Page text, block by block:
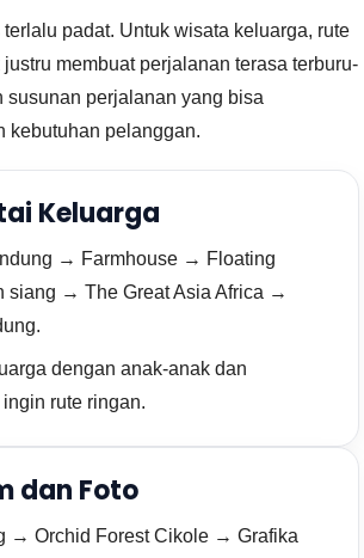
terlalu padat. Untuk wisata keluarga, rute
membuat perjalanan terasa terburu-
susunan perjalanan yang bisa
kebutuhan pelanggan.
Keluarga
→ Farmhouse → Floating
siang → The Great Asia Africa →
dengan anak-anak dan
rute ringan.
dan Foto
→ Orchid Forest Cikole → Grafika